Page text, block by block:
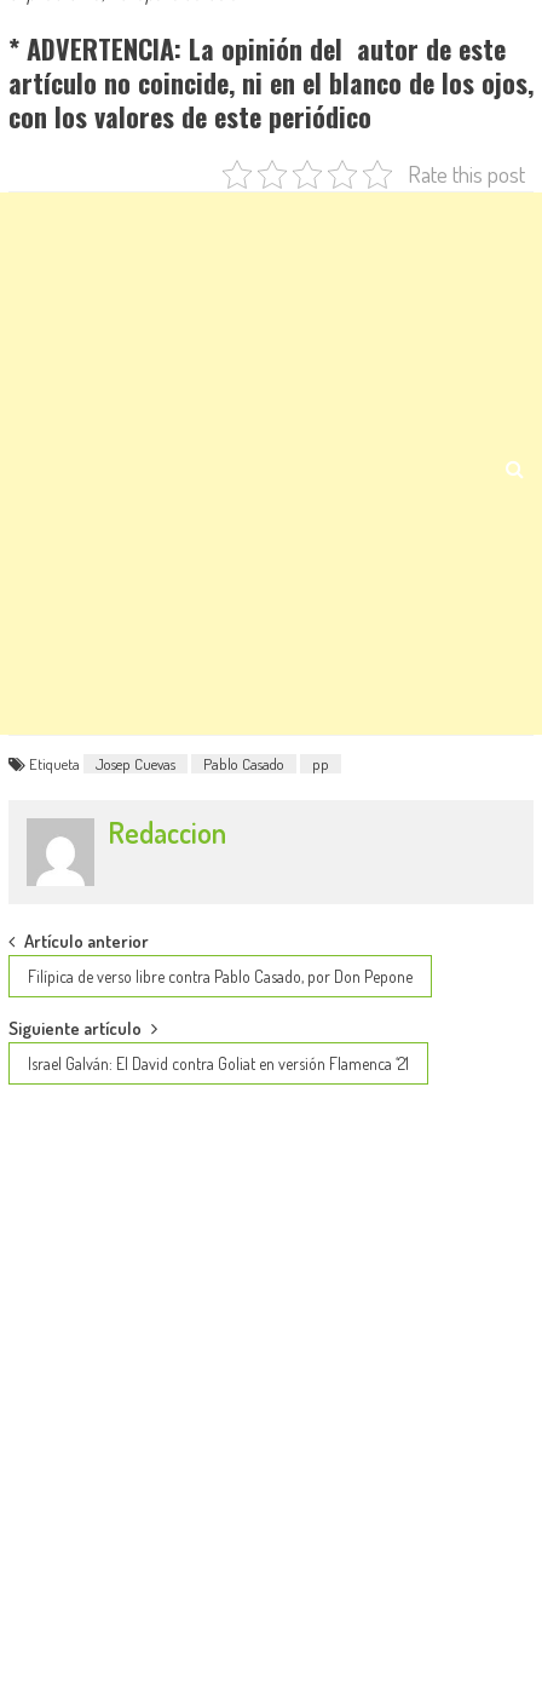
* ADVERTENCIA: La opinión del autor de este
artículo no coincide, ni en el blanco de los ojos,
con los valores de este periódico
Rate this post
Etiqueta Josep Cuevas Pablo Casado pp
Redaccion
Post
navigation
Artículo anterior
Filípica de verso libre contra Pablo Casado, por Don Pepone
Siguiente artículo
Israel Galván: El David contra Goliat en versión Flamenca ‘21